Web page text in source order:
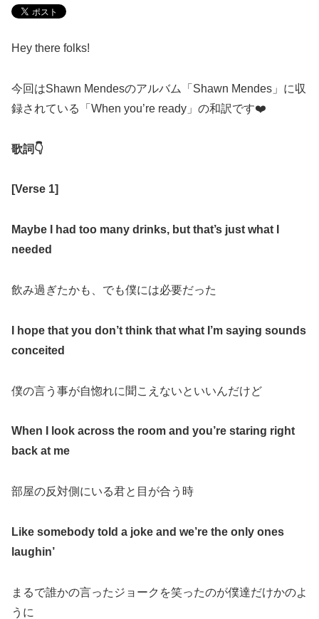
Hey there folks!
今回はShawn Mendesのアルバム「 Shawn Mendes 」に収
録されている「 When you’re ready 」の和訳です❤️
歌詞👇
[Verse 1]
Maybe I had too many drinks, but that’s just what I
needed
飲み過ぎたかも、でも僕には必要だった
I hope that you don’t think that what I’m saying sounds
conceited
僕の言う事が自惚れに聞こえないといいんだけど
When I look across the room and you’re staring right
back at me
部屋の反対側にいる君と目が合う時
Like somebody told a joke and we’re the only ones
laughin’
まるで誰かの言ったジョークを笑ったのが僕達だけかのよ
うに